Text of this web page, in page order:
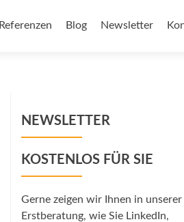
Referenzen Blog Newsletter
NEWSLETTER
KOSTENLOS FÜR SIE
Gerne zeigen wir Ihnen in unserer
Erstberatung, wie Sie LinkedIn,